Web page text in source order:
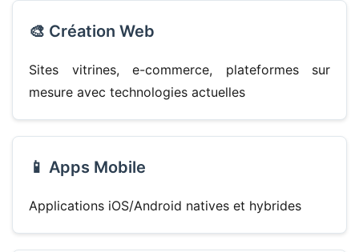
🎨 Création Web
Sites vitrines, e-commerce, plateformes sur
mesure avec technologies actuelles
📱 Apps Mobile
Applications iOS/Android natives et hybrides